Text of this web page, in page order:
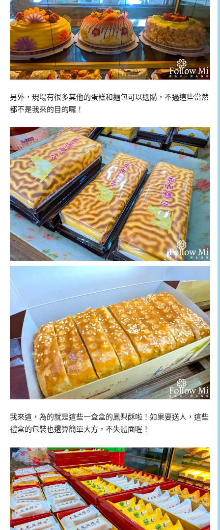
另外，現場有很多其他的蛋糕和麵包可以選購，不過這些當然
都不是我來的目的囉！
我來這，為的就是這些一盒盒的鳳梨酥啦！如果要送人，這些
禮盒的包裝也還算簡單大方，不失體面喔！